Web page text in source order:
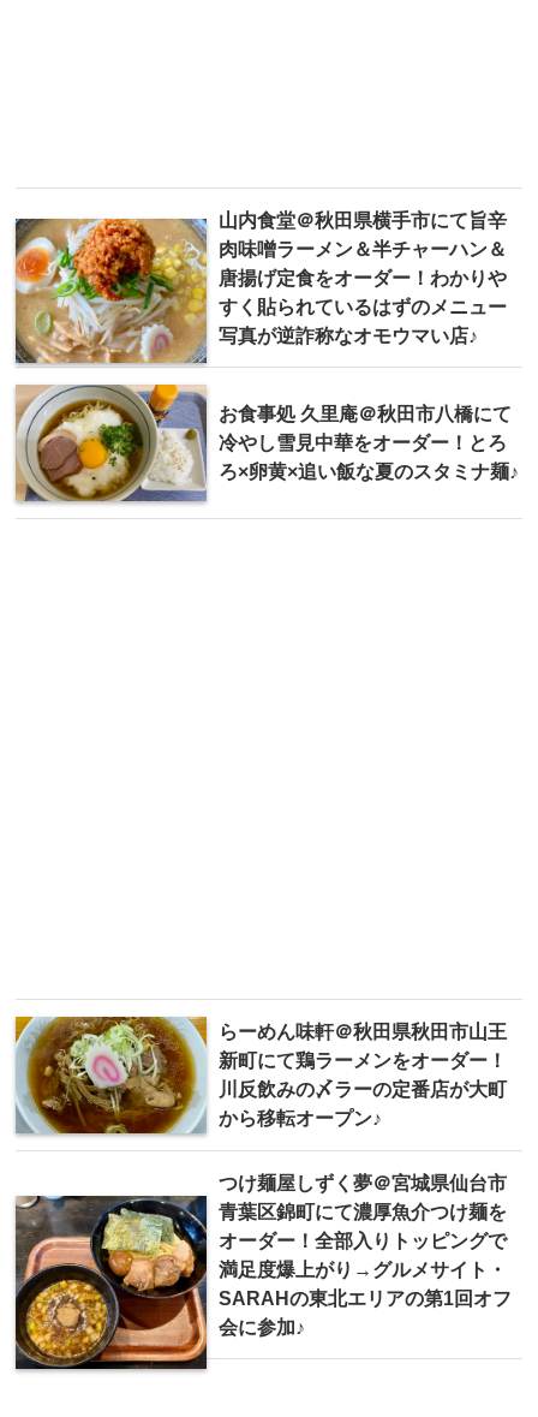
山内食堂＠秋田県横手市にて旨辛
肉味噌ラーメン＆半チャーハン＆
唐揚げ定食をオーダー！わかりや
すく貼られているはずのメニュー
写真が逆詐称なオモウマい店♪
お食事処 久里庵＠秋田市八橋にて
冷やし雪見中華をオーダー！とろ
ろ×卵黄×追い飯な夏のスタミナ麺♪
らーめん 味軒＠秋田県秋田市山王
新町にて鶏ラーメンをオーダー！
川反飲みの〆ラーの定番店が大町
から移転オープン♪
つけ麺屋しずく夢＠宮城県仙台市
青葉区錦町にて濃厚魚介つけ麺を
オーダー！全部入りトッピングで
満足度爆上がり→グルメサイト・
SARAHの東北エリアの第1回オフ
会に参加♪